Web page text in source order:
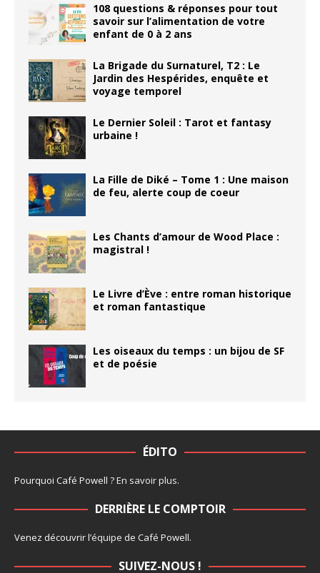
108 questions & réponses pour tout
savoir sur l’alimentation de votre
enfant de 0 à 2 ans
La Brigade du Surnaturel, T2 : Le
Jardin des Hespérides, enquête et
voyage temporel
Le Dernier Soleil : Tarot et fantasy
urbaine !
La Fille de Diké – Tome 1 : Une maison
de feu, alerte coup de coeur
Les Chants d’amour de Wood Place :
magistral !
Le Livre d’Ève : entre roman historique
et roman fantastique
Les oiseaux du temps : un bijou de SF
et de poésie
ÉDITO
Pourquoi Café Powell ?En savoir plus.
DERRIÈRE LE COMPTOIR
Venez découvrir l’équipe de Café Powell.
SUIVEZ-NOUS !